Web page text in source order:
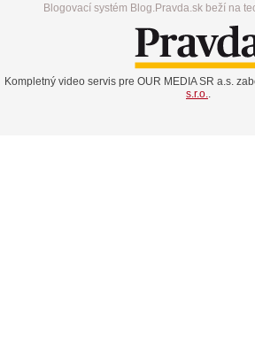
Blogovací systém Blog.Pravda.sk beží na
Kompletný video servis pre OUR MEDIA SR a.s.
s.r.o.